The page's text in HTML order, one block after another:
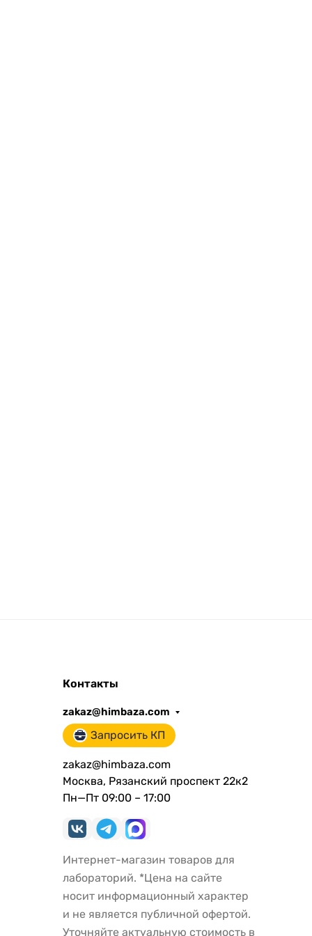
Контакты
zakaz@himbaza.com
Запросить КП
zakaz@himbaza.com
Москва, Рязанский проспект 22к2
Пн—Пт 09:00 – 17:00
Интернет-магазин товаров для
лабораторий. *Цена на сайте
носит информационный характер
и не является публичной офертой.
Уточняйте актуальную стоимость в